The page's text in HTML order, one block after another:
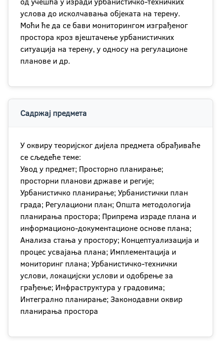
услова до исколчавања објеката на терену.
Моћи ће да се бави мониторингом изграђеног
простора кроз вјештачење урбанистичких
ситуација на терену, у односу на регулационе
планове и др.
Садржај предмета
У оквиру теоријског дијела предмета обрађиваће
се сљедеће теме:
Увод у предмет; Просторно планирање;
просторни планови државе и регије;
Урбанистичко планирање; Урбанистички план
града; Регулациони план; Општа методологија
планирања простора; Припрема израде плана и
информационо-документационе основе плана;
Анализа стања у простору; Концептуализација и
процес усвајања плана; Имплементација и
мониторинг плана; Урбанистичко-технички
услови, локацијски услови и одобрење за
грађење; Инфраструктура у градовима;
Интегрално планирање; Законодавни оквир
планирања простора